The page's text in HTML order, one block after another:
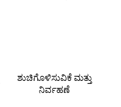
ಶುಚಿಗೊಳಿಸುವಿಕೆ ಮತ್ತು
ನಿರ್ವಹಣೆ